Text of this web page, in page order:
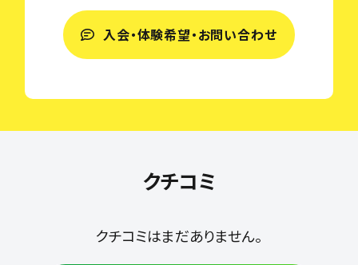
入会・体験希望・お問い合わせ
クチコミ
クチコミはまだありません。